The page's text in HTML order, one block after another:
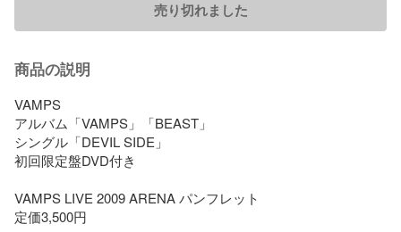
売り切れました
商品の説明
VAMPS
アルバム「VAMPS」「BEAST」
シングル「DEVIL SIDE」
初回限定盤DVD付き
VAMPS LIVE 2009 ARENA パンフレット
定価3,500円